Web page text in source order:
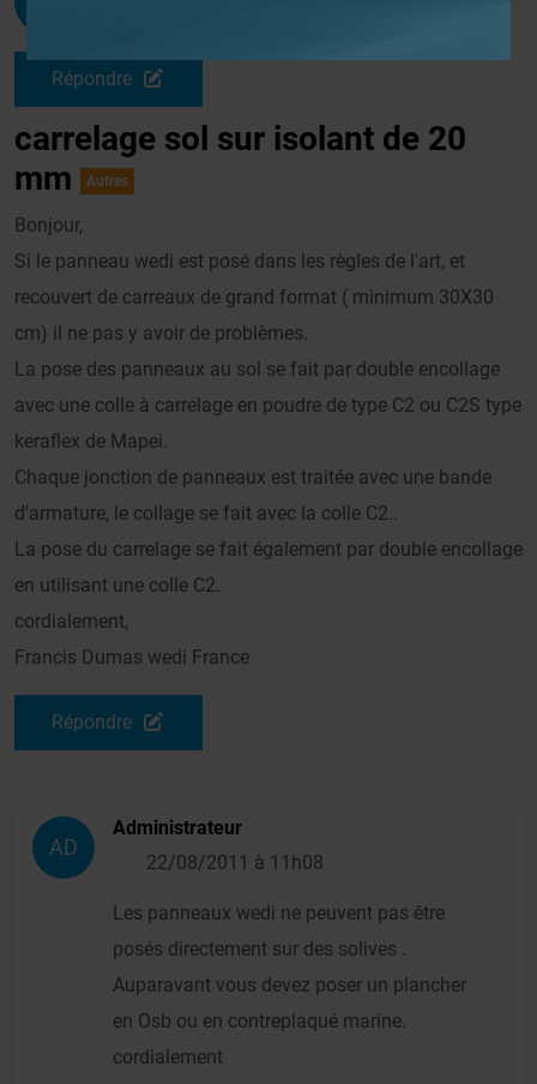
Répondre
carrelage sol sur isolant de 20
mm
Autres
Bonjour,
Si le panneau wedi est posé dans les règles de l'art, et
recouvert de carreaux de grand format ( minimum 30X30
cm) il ne pas y avoir de problèmes.
La pose des panneaux au sol se fait par double encollage
avec une colle à carrelage en poudre de type C2 ou C2S type
keraflex de Mapei.
Chaque jonction de panneaux est traitée avec une bande
d'armature, le collage se fait avec la colle C2..
La pose du carrelage se fait également par double encollage
en utilisant une colle C2.
cordialement,
Francis Dumas wedi France
Répondre
AD
Administrateur
22/08/2011 à 11h08
Les panneaux wedi ne peuvent pas être
posés directement sur des solives .
Auparavant vous devez poser un plancher
en Osb ou en contreplaqué marine.
cordialement